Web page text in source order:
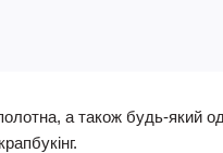
а також будь-який